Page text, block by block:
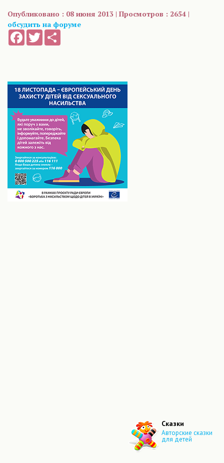
Опубликовано : 08 июня 2013 | Просмотров : 2654 |
обсудить на форуме
FacebookTwitter
Сказки
Авторские сказки
для детей